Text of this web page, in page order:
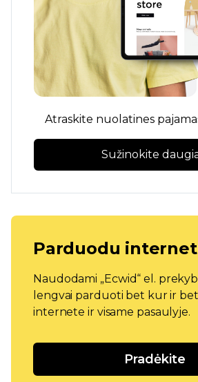
Atraskite nuolatines
Sužinokite
Parduodu
Naudodami „Ecwid“ el.
lengvai parduoti bet kur ir
internete ir visame pasaulyje.
Pradėkite